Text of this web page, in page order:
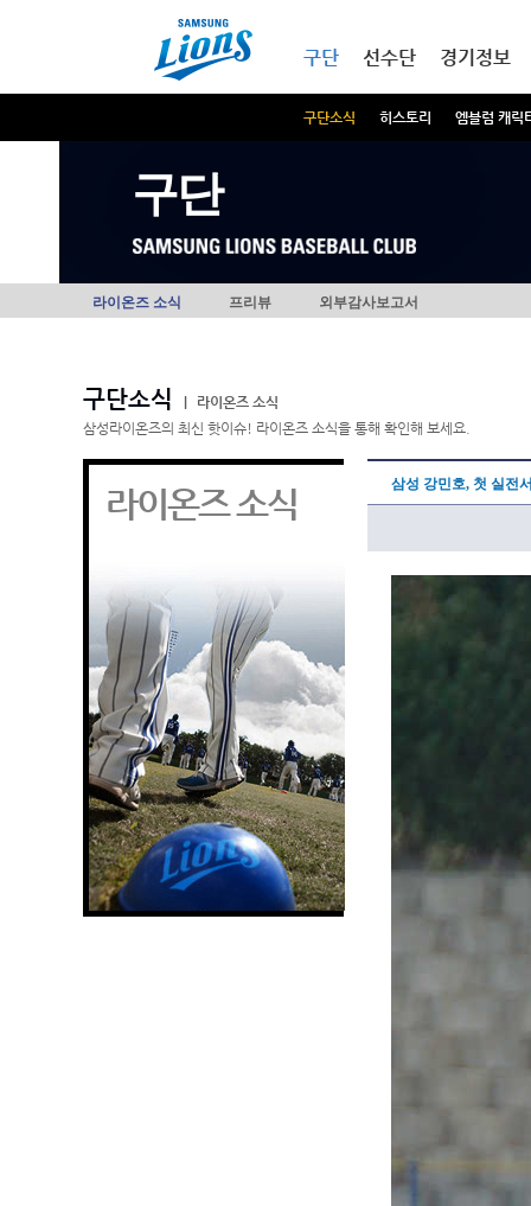
구단
구단소식 히스토리 엠블럼 캐릭
선수단 경기정보
구단
라이온즈 소식 프리뷰 외부감사보고서
구단소식
라이온즈 소식
삼성라이온즈의 최신 핫이슈! 라이온즈 소식을 통해 확인해 보세요.
라이온즈 소식 삼성 강민호, 첫 실전